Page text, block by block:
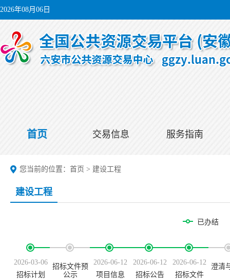
2026年08月06日
首页 交易信息 服务指南
您当前的位置： 首页 > 建设工程
建设工程
已办结
2026-03-06
招标计划
招标文件预
公示
2026-06-12
项目信息
2026-06-12
招标公告
2026-06-12
招标文件
澄清